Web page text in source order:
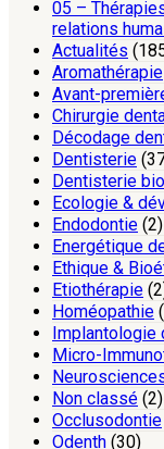
05 –
relations
Actualités
Aromathérapie
Avant-
Chirurgie
Décodage
Dentisterie
Dentisterie
Ecologie &
Endodontie (2)
Energétique
Ethique &
Etiothérapie
Homéopathie
Implantologie
Micro-
Non classé (2)
Occlusodontie
Odenth (30)